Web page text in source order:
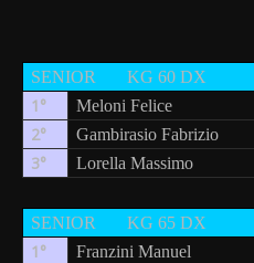
SENIOR KG 60 DX
1° Meloni Felice
2° Gambirasio Fabrizio
3° Lorella Massimo
SENIOR KG 65 DX
1° Franzini Manuel